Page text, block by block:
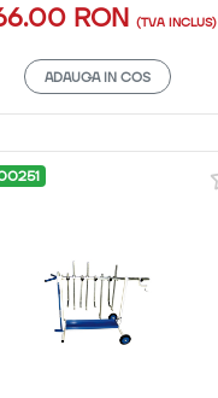
RON (TVA INCLUS)
ADAUGA IN COS